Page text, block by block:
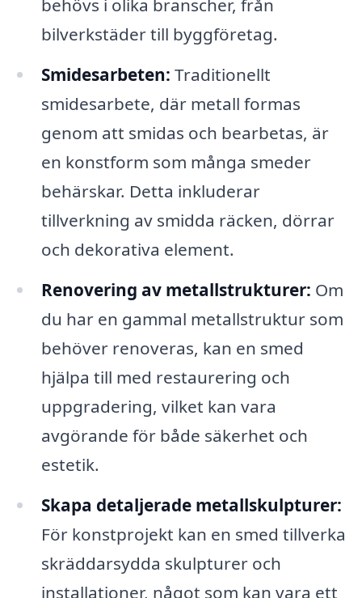
behövs i olika branscher, från
bilverkstäder till byggföretag.
Smidesarbeten: Traditionellt
smidesarbete, där metall formas
genom att smidas och bearbetas, är
en konstform som många smeder
behärskar. Detta inkluderar
tillverkning av smidda räcken, dörrar
och dekorativa element.
Renovering av metallstrukturer: Om
du har en gammal metallstruktur som
behöver renoveras, kan en smed
hjälpa till med restaurering och
uppgradering, vilket kan vara
avgörande för både säkerhet och
estetik.
Skapa detaljerade metallskulpturer:
För konstprojekt kan en smed tillverka
skräddarsydda skulpturer och
installationer, något som kan vara ett